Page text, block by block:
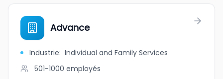
Advance
Industrie: Individual and Family Services
501-1000 employés